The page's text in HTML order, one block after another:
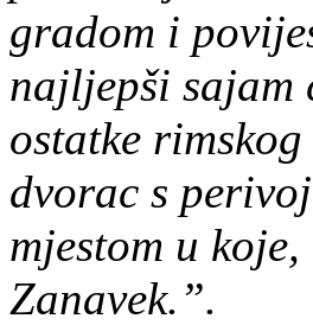
gradom i
najljepši sajam
ostatke
dvorac s
mjestom u
Zanavek.”.